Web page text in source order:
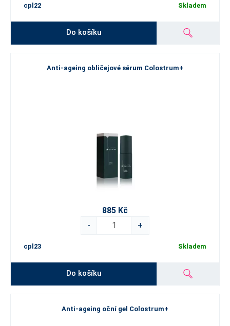
cpl22 Skladem
Do košíku
Anti-ageing obličejové sérum Colostrum+
885 Kč
-
+
cpl23 Skladem
Do košíku
Anti-ageing oční gel Colostrum+